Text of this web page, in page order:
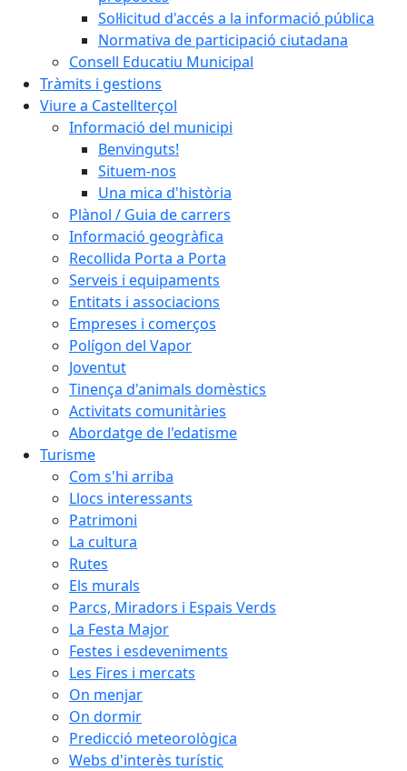
Sol·licitud d'accés a la informació pública
Normativa de participació ciutadana
Consell Educatiu Municipal
Tràmits i gestions
Viure a Castellterçol
Informació del municipi
Benvinguts!
Situem-nos
Una mica d'història
Plànol / Guia de carrers
Informació geogràfica
Recollida Porta a Porta
Serveis i equipaments
Entitats i associacions
Empreses i comerços
Polígon del Vapor
Joventut
Tinença d'animals domèstics
Activitats comunitàries
Abordatge de l'edatisme
Turisme
Com s'hi arriba
Llocs interessants
Patrimoni
La cultura
Rutes
Els murals
Parcs, Miradors i Espais Verds
La Festa Major
Festes i esdeveniments
Les Fires i mercats
On menjar
On dormir
Predicció meteorològica
Webs d'interès turístic